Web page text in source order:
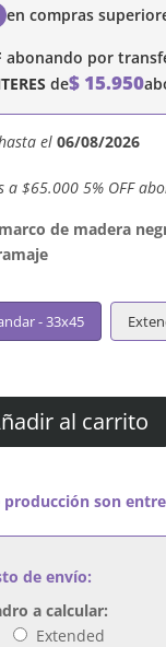
en compras
abonando por
de$15.950
el 06/08/2026
a $65.000 5% OFF
de madera
- 33x45
al carrito
son
de envío:
a calcular:
Extended